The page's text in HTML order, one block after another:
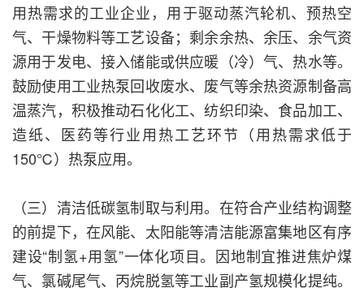
用热需求的工业企业，用于驱动蒸汽轮机、预热空
气、干燥物料等工艺设备；剩余余热、余压、余气资
源用于发电、接入储能或供应暖（冷）气、热水等。
鼓励使用工业热泵回收废水、废气等余热资源制备高
温蒸汽，积极推动石化化工、纺织印染、食品加工、
造纸、医药等行业用热工艺环节（用热需求低于
150℃）热泵应用。
（三）清洁低碳氢制取与利用。在符合产业结构调整
的前提下，在风能、太阳能等清洁能源富集地区有序
建设“制氢+用氢”一体化项目。因地制宜推进焦炉煤
气、氯碱尾气、丙烷脱氢等工业副产氢规模化提纯。